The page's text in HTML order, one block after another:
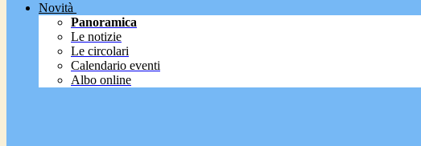
Novità
Panoramica
Le notizie
Le circolari
Calendario eventi
Albo online